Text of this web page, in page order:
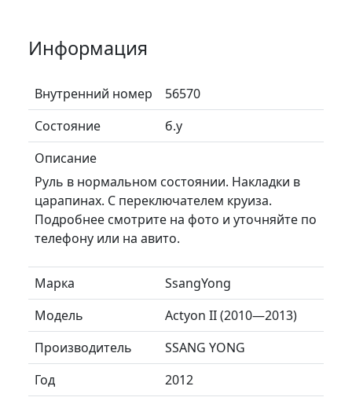
Информация
Внутренний номер
56570
Состояние
б.у
Описание
Руль в нормальном состоянии. Накладки в
царапинах. С переключателем круиза.
Подробнее смотрите на фото и уточняйте по
телефону или на авито.
Марка
SsangYong
Модель
Actyon II (2010—2013)
Производитель
SSANG YONG
Год
2012